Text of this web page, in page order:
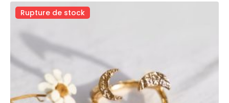
Rupture de stock